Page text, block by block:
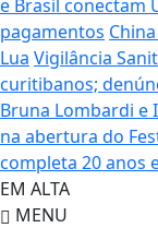
e Brasil conectam
pagamentos
Lua Vigilância
curitibanos;
Bruna Lombardi e
na abertura do
completa 20 anos
EM ALTA
MENU